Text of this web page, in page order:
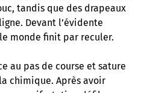
tandis que des drapeaux
Devant l’évidente
monde finit par reculer.
au pas de course et sature
chimique. Après avoir